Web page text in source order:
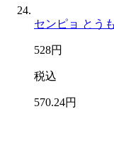
センピョ とう
528円
税込
570.24円